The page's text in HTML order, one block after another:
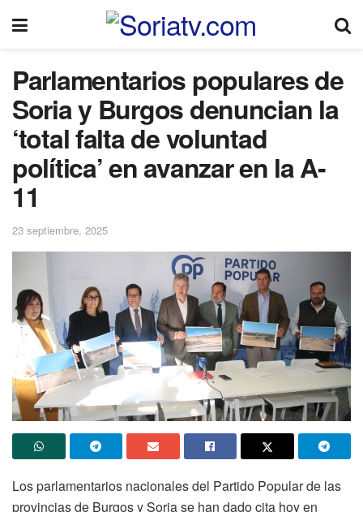
Parlamentarios populares de
Soria y Burgos denuncian la
‘total falta de voluntad
política’ en avanzar en la A-
11
23 septiembre, 2025
Los parlamentarios nacionales del Partido Popular de las
provincias de Burgos y Soria se han dado cita hoy en